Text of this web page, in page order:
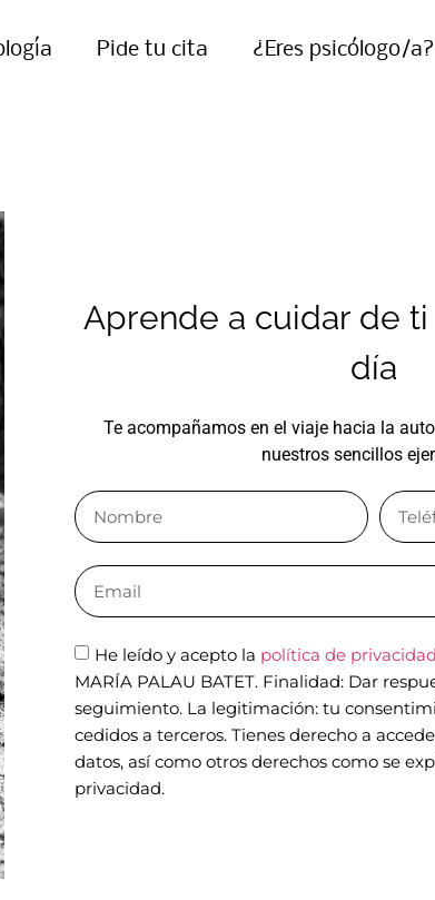
Pide tu cita ¿Eres psicólogo/a?
Aprende a cuidar de
día
Te acompañamos en el viaje hacia la
nuestros sencillos
He leído y acepto la política de privacidad
MARÍA PALAU BATET. Finalidad: Dar
seguimiento. La legitimación: tu
cedidos a terceros. Tienes derecho a
datos, así como otros derechos como se
privacidad.